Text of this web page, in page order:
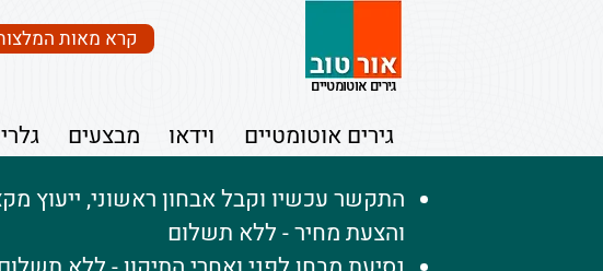
קרא מאות
גירים אוטומטיים
גירים אוטומטיים וידאו מבצעים
התקשר עכשיו וקבל אבחון ראשוני, ייעוץ
והצעת מחיר - ללא תשלום